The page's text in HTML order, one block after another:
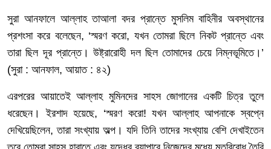
সুরা আনফালে আল্লাহ তাআলা বদর প্রান্তে মুসলিম বাহিনীর অবস্থানের
প্রশংসা করে বলেছেন, ‘স্মরণ করো, যখন তোমরা ছিলে নিকট প্রান্তে এবং
তারা ছিল দূর প্রান্তে। উষ্ট্রারোহী দল ছিল তোমাদের চেয়ে নিম্নভূমিতে। ’
(সুরা: আনফাল, আয়াত: ৪২)
এরপরের আয়াতেই আল্লাহ মুমিনদের সাহস জোগানের একটি চিত্র তুলে
ধরেছেন।
ইরশাদ হয়েছে, ‘স্মরণ করো!যখন আল্লাহ আপনাকে স্বপ্নে
দেখিয়েছিলেন,তারা সংখ্যায় অল্প। যদি তিনি তাদের সংখ্যায় বেশি দেখাইতেন